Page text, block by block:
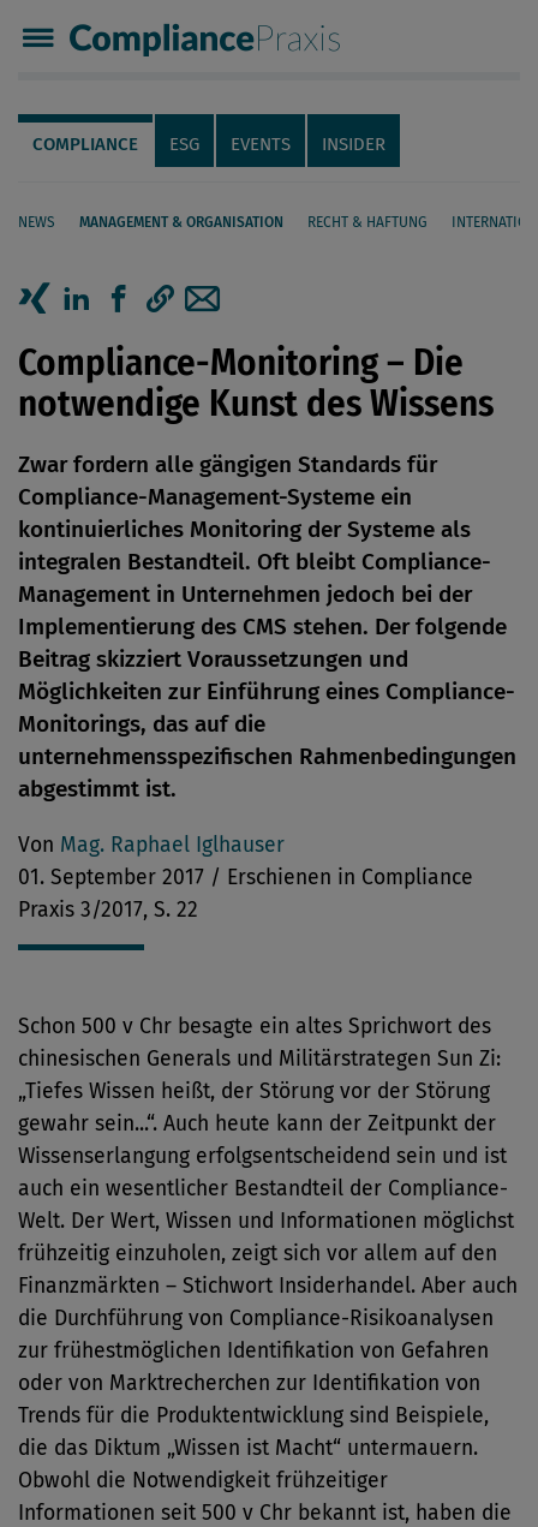
Compliance Praxis
Servicenavigation
Navigation
COMPLIANCE ESG EVENTS INSIDER
NEWS MANAGEMENT & ORGANISATION RECHT & HAFTUNG
Seiteninhalt
Artikel auf Xing teilen
Artikel auf linkedIn teilen
Artikel auf Facebook teilen
Artikellink kopieren
Artikel per Mail teilen
Compliance-Monitoring – Die
notwendige Kunst des Wissens
Zwar fordern alle gängigen Standards für
Compliance-Management-Systeme ein
kontinuierliches Monitoring der Systeme als
integralen Bestandteil. Oft bleibt Compliance-
Management in Unternehmen jedoch bei der
Implementierung des CMS stehen. Der folgende
Beitrag skizziert Voraussetzungen und
Möglichkeiten zur Einführung eines Compliance-
Monitorings, das auf die
unternehmensspezifischen Rahmenbedingungen
abgestimmt ist.
Von Mag. Raphael Iglhauser
01. September 2017 / Erschienen in Compliance
Praxis 3/2017, S. 22
Schon 500 v Chr besagte ein altes Sprichwort des
chinesischen Generals und Militärstrategen Sun Zi:
„Tiefes Wissen heißt, der Störung vor der Störung
gewahr sein...“. Auch heute kann der Zeitpunkt der
Wissenserlangung erfolgsentscheidend sein und ist
auch ein wesentlicher Bestandteil der Compliance-
Welt. Der Wert, Wissen und Informationen möglichst
frühzeitig einzuholen, zeigt sich vor allem auf den
Finanzmärkten – Stichwort Insiderhandel. Aber auch
die Durchführung von Compliance-Risikoanalysen
zur frühestmöglichen Identifikation von Gefahren
oder von Marktrecherchen zur Identifikation von
Trends für die Produktentwicklung sind Beispiele,
die das Diktum „Wissen ist Macht“ untermauern.
Obwohl die Notwendigkeit frühzeitiger
Informationen seit 500 v Chr bekannt ist, haben die